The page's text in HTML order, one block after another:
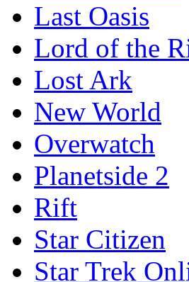
Last Oasis
Lord of the
Lost Ark
New World
Overwatch
Planetside 2
Rift
Star Citizen
Star Trek